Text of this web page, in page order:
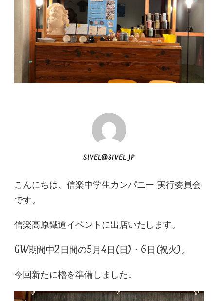
SIVEL@SIVEL.JP
こんにちは、信楽中学生カンパニー 実行委員会
です。
信楽高原鐵道イベントに出店いたします。
GW期間中2日間の5月4日(日)・6日(祝火)。
今回新たに櫓を準備しました↓